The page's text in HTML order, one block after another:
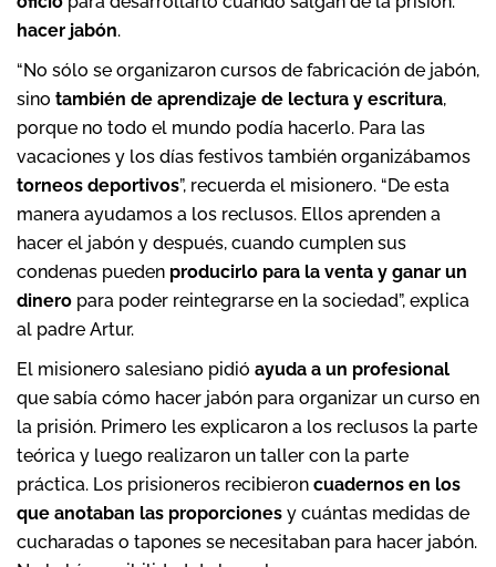
hacer jabón.
“No sólo se organizaron cursos de fabricación de jabón,
sino también de aprendizaje de lectura y escritura,
porque no todo el mundo podía hacerlo. Para las
vacaciones y los días festivos también organizábamos
torneos deportivos”, recuerda el misionero. “De esta
manera ayudamos a los reclusos. Ellos aprenden a
hacer el jabón y después, cuando cumplen sus
condenas pueden producirlo para la venta y ganar un
dinero para poder reintegrarse en la sociedad”, explica
al padre Artur.
El misionero salesiano pidió ayuda a un profesional
que sabía cómo hacer jabón para organizar un curso en
la prisión. Primero les explicaron a los reclusos la parte
teórica y luego realizaron un taller con la parte
práctica. Los prisioneros recibieron cuadernos en los
que anotaban las proporciones y cuántas medidas de
cucharadas o tapones se necesitaban para hacer jabón.